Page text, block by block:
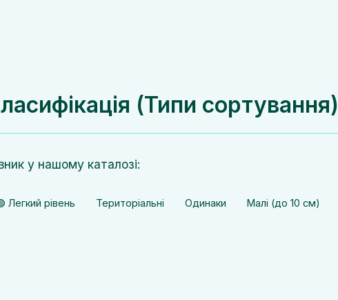
(Типи сортування)
у нашому каталозі:
Легкий рівень Територіальні Одинаки Малі (до 10 см)